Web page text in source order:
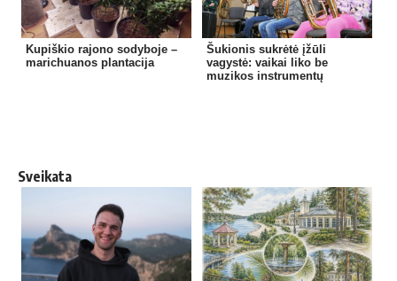
Kupiškio rajono sodyboje –
marichuanos plantacija
Šukionis sukrėtė įžūli
vagystė: vaikai liko be
muzikos instrumentų
Sveikata